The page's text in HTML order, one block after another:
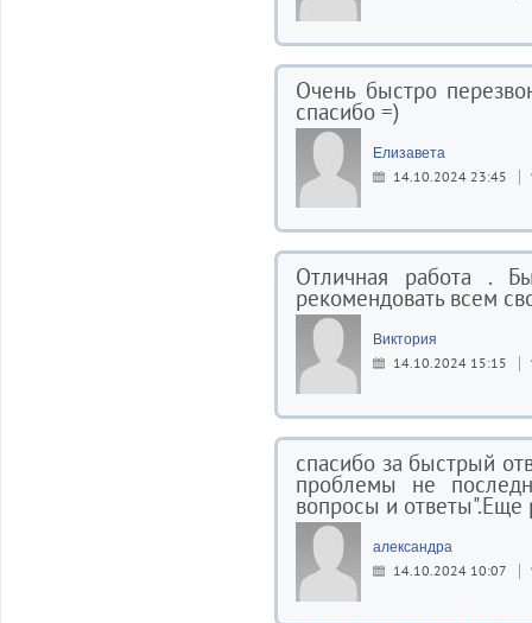
Очень быстро
спасибо =)
Елизавета
14.10.2024 23:45
Отличная работа .
рекомендовать всем
Виктория
14.10.2024 15:15
спасибо за быстрый
проблемы не
вопросы и ответы".Еще
александра
14.10.2024 10:07